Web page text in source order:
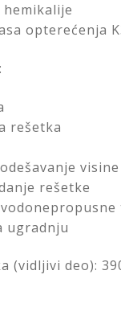
opterećenja
rešetka
visine
rešetke
ugradnju
(vidljivi deo):